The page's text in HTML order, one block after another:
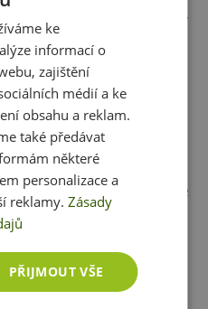
: Pro ještě lepší účinek ketózy
Keto Weight Loss
který podpoří
tuků a jejich přeměnu v
NESE?
pro každého. Je důležité
své tělo a ideálně ji
který vám pomůže
vhodná a bezpečná.
STRAVU MĚL DÁVAT
ke
informací o
zajištění
médií a ke
obsahu a reklam.
také předávat
některé
personalizace a
reklamy.Zásady
PŘIJMOUT VŠE